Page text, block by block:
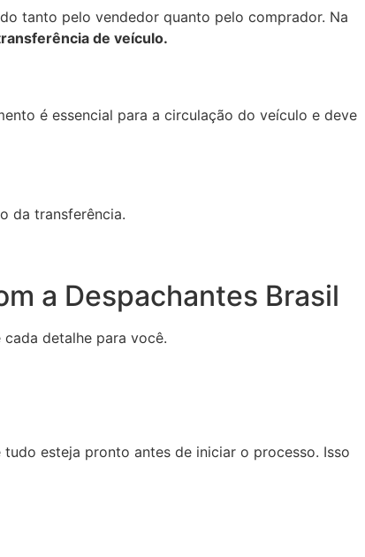
tanto pelo vendedor quanto pelo comprador. Na
de veículo.
é essencial para a circulação do veículo e deve
da transferência.
a Despachantes Brasil
detalhe para você.
tudo esteja pronto antes de iniciar o processo. Isso